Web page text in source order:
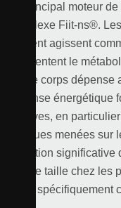
Le principal moteur
complexe Fiit-ns®.
contient agissent
augmentent le
que le corps
dépense énergétique
réserves, en
cliniques menées
réduction
tour de taille chez les
cibler spécifiquement